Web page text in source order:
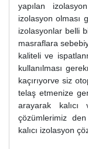
yapılan
izolasyon olması
izolasyonlar belli
masraflara
kaliteli ve
kullanılması
kaçırıyorve siz
telaş etmenize
arayarak
çözümlerimiz
kalıcı izolasyon